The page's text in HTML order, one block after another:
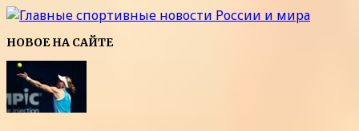
НОВОЕ НА САЙТЕ